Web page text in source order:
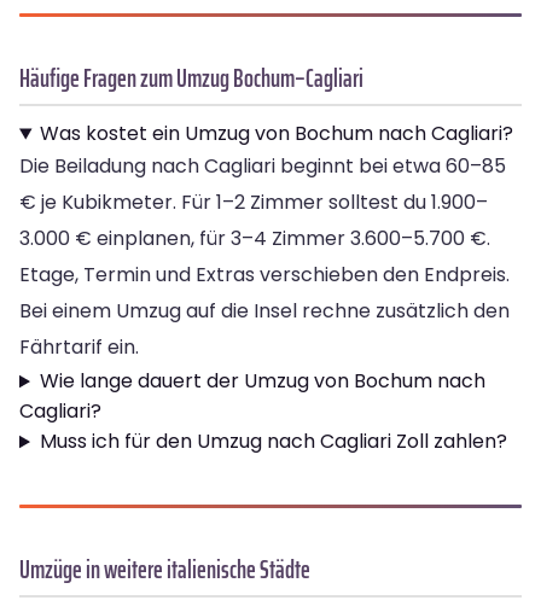
Häufige Fragen zum Umzug Bochum–Cagliari
Was kostet ein Umzug von Bochum nach Cagliari?
Die Beiladung nach Cagliari beginnt bei etwa 60–85
€ je Kubikmeter. Für 1–2 Zimmer solltest du 1.900–
3.000 € einplanen, für 3–4 Zimmer 3.600–5.700 €.
Etage, Termin und Extras verschieben den Endpreis.
Bei einem Umzug auf die Insel rechne zusätzlich den
Fährtarif ein.
Wie lange dauert der Umzug von Bochum nach
Cagliari?
Muss ich für den Umzug nach Cagliari Zoll zahlen?
Umzüge in weitere italienische Städte